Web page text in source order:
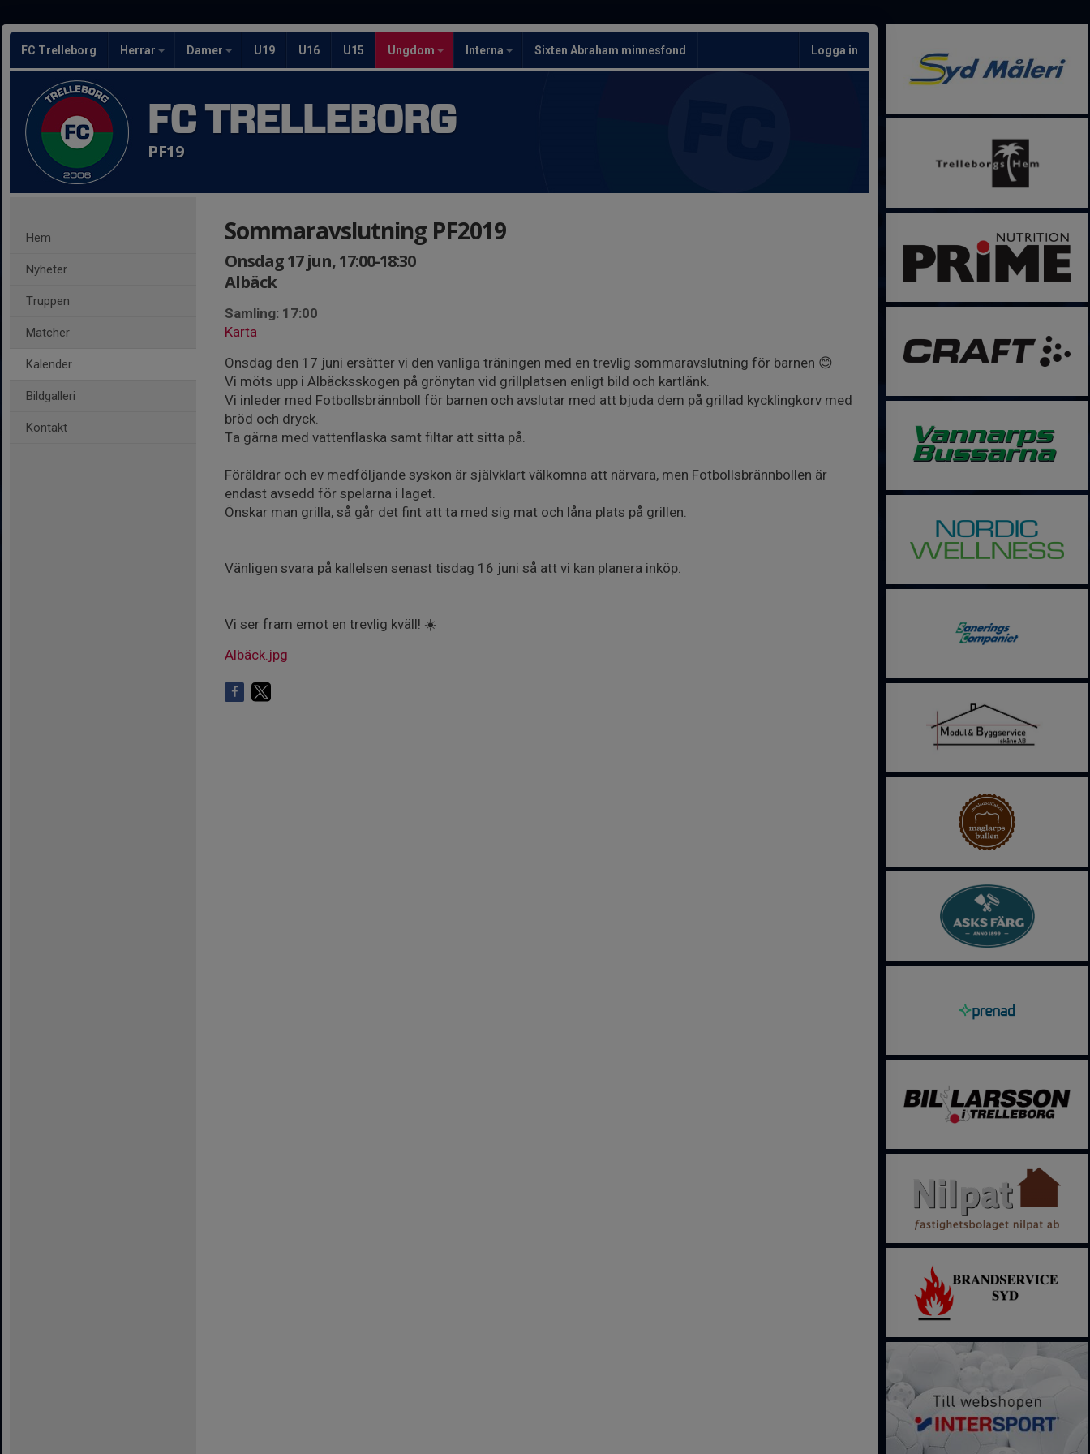
FC Trelleborg Herrar Damer U19 U16 U15 Ungdom Interna Sixten Abraham minnesfond Logga in
FC TRELLEBORG
PF19
Hem
Nyheter
Truppen
Matcher
Kalender
Bildgalleri
Kontakt
Sommaravslutning PF2019
Onsdag 17 jun, 17:00-18:30
Albäck
Samling: 17:00
Karta
Onsdag den 17 juni ersätter vi den vanliga träningen med en trevlig sommaravslutning för barnen 😊
Vi möts upp i Albäcksskogen på grönytan vid grillplatsen enligt bild och kartlänk.
Vi inleder med Fotbollsbrännboll för barnen och avslutar med att bjuda dem på grillad kycklingkorv med
bröd och dryck.
Ta gärna med vattenflaska samt filtar att sitta på.
Föräldrar och ev medföljande syskon är självklart välkomna att närvara, men Fotbollsbrännbollen är
endast avsedd för spelarna i laget.
Önskar man grilla, så går det fint att ta med sig mat och låna plats på grillen.
Vänligen svara på kallelsen senast tisdag 16 juni så att vi kan planera inköp.
Vi ser fram emot en trevlig kväll! ☀️
Albäck.jpg